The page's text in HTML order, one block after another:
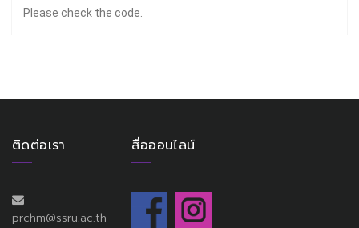
Please check the code.
ติดต่อเรา
prchm@ssru.ac.th
สื่อออนไลน์